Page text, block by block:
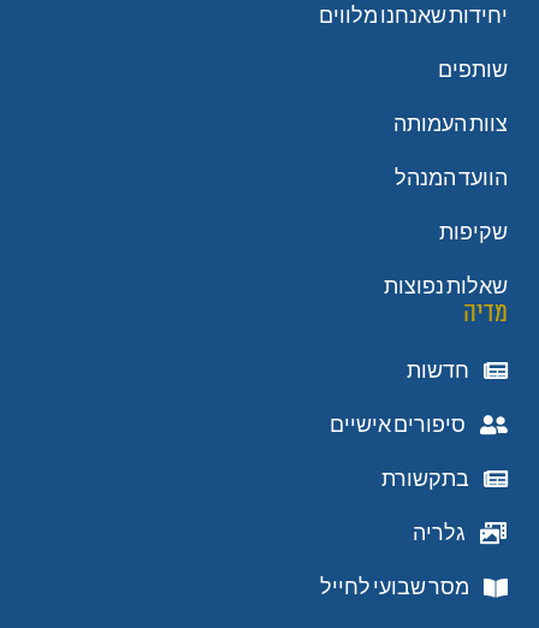
יחידות שאנחנו מלווים
שותפים
צוות העמותה
הוועד המנהל
שקיפות
שאלות נפוצות
מדיה
חדשות
סיפורים אישיים
בתקשורת
גלריה
מסר שבועי לחייל